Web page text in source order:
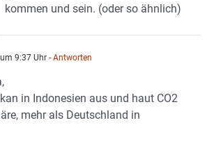
kommen und sein. (oder so ähnlich)
9:37 Uhr - Antworten
in Indonesien aus und haut CO2
mehr als Deutschland in